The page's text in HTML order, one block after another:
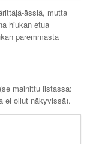
ässiä, mutta
hiukan etua
paremmasta
mainittu listassa:
ei ollut näkyvissä).